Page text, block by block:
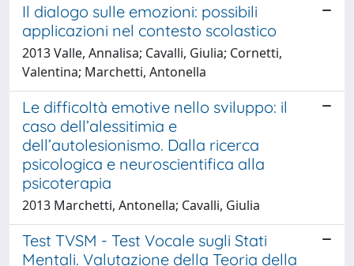
Il dialogo sulle emozioni: possibili
applicazioni nel contesto scolastico
2013 Valle, Annalisa; Cavalli, Giulia; Cornetti,
Valentina; Marchetti, Antonella
Le difficoltà emotive nello sviluppo: il
caso dell’alessitimia e
dell’autolesionismo. Dalla ricerca
psicologica e neuroscientifica alla
psicoterapia
2013 Marchetti, Antonella; Cavalli, Giulia
Test TVSM - Test Vocale sugli Stati
Mentali. Valutazione della Teoria della